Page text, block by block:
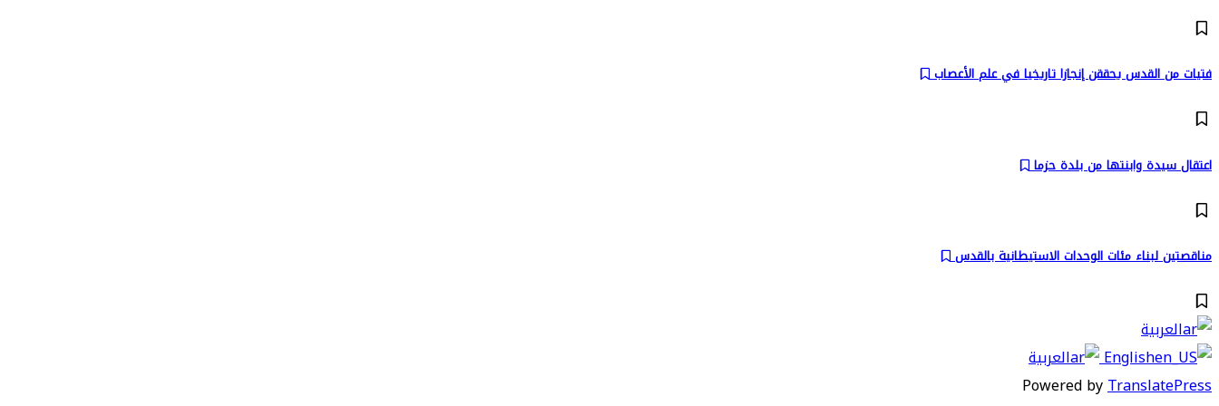
فتيات من القدس يحققن إنجازا تاريخيا في علم الأعصاب
اعتقال سيدة وابنتها من بلدة حزما
مناقصتين لبناء مئات الوحدات الاستيطانية بالقدس
العربية
English
العربية
Powered byTranslatePress